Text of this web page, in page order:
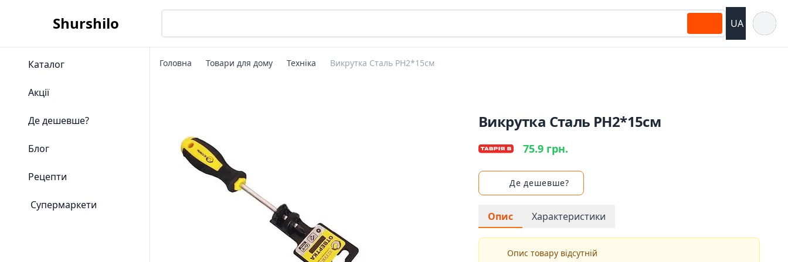
Shurshilo UA
Каталог
Акції
Де дешевше?
Блог
Рецепти
Супермаркети
Головна Товари для дому Техніка Викрутка Сталь РН2*15см
Викрутка Сталь РН2*15см
75.9 грн.
Де дешевше?
Опис Характеристики
Опис товару відсутній